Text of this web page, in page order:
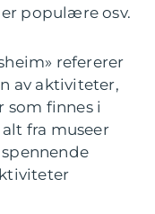
populære osv.
refererer
av aktiviteter,
som finnes i
fra museer